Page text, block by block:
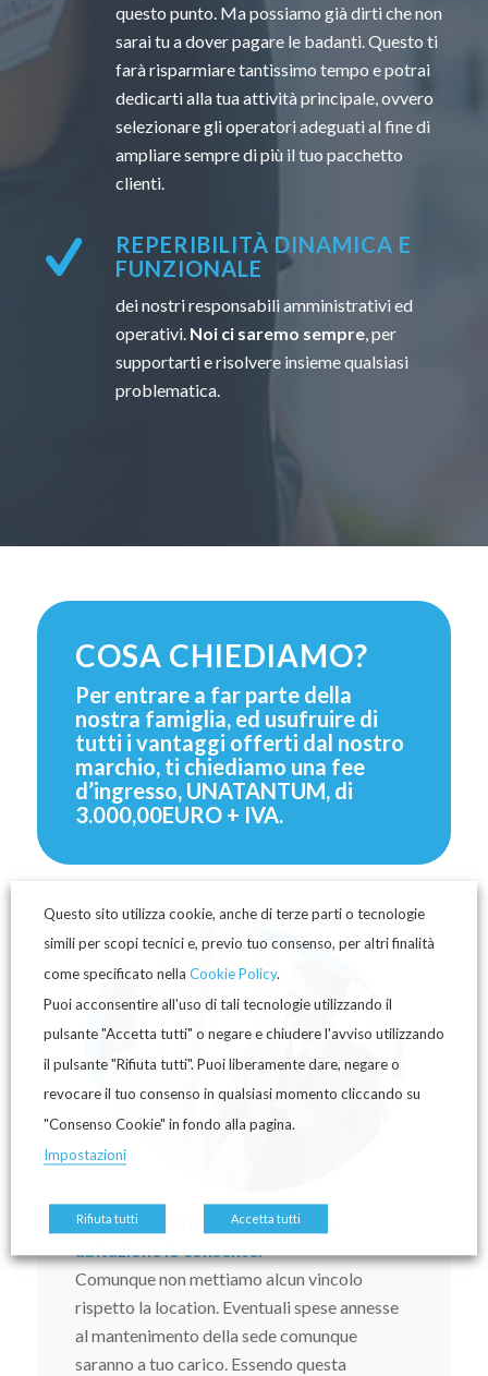
questo punto. Ma possiamo già dirti che non
sarai tu a dover pagare le badanti. Questo ti
farà risparmiare tantissimo tempo e potrai
dedicarti alla tua attività principale, ovvero
selezionare gli operatori adeguati al fine di
ampliare sempre di più il tuo pacchetto
clienti.
REPERIBILITÀ DINAMICA E
FUNZIONALE
dei nostri responsabili amministrativi ed
operativi. Noi ci saremo sempre, per
supportarti e risolvere insieme qualsiasi
problematica.
COSA CHIEDIAMO?
Per entrare a far parte della
nostra famiglia, ed usufruire di
tutti i vantaggi offerti dal nostro
marchio, ti chiediamo una fee
d’ingresso, UNATANTUM, di
3.000,00EURO + IVA.
Potrai lavorare da casa se la tua
abitazione lo consente.
Comunque non mettiamo alcun vincolo
rispetto la location. Eventuali spese annesse
al mantenimento della sede comunque
saranno a tuo carico. Essendo questa
Questo sito utilizza cookie, anche di terze parti o tecnologie
simili per scopi tecnici e, previo tuo consenso, per altri finalità
come specificato nella Cookie Policy.
Puoi acconsentire all'uso di tali tecnologie utilizzando il
pulsante "Accetta tutti" o negare e chiudere l'avviso utilizzando
il pulsante "Rifiuta tutti". Puoi liberamente dare, negare o
revocare il tuo consenso in qualsiasi momento cliccando su
"Consenso Cookie" in fondo alla pagina.
Impostazioni
Rifiuta tutti Accetta tutti